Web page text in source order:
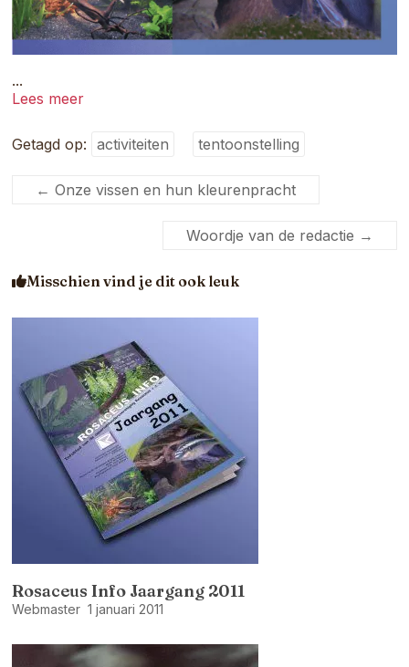
...
Lees meer
Getagd op: activiteiten tentoonstelling
← Onze vissen en hun kleurenpracht
Woordje van de redactie →
Misschien vind je dit ook leuk
Rosaceus Info Jaargang 2011
Webmaster 1 januari 2011